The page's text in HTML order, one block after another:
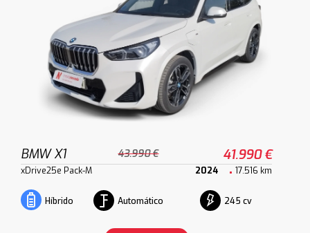
BMW X1 43.990 € 41.990 €
xDrive25e Pack-M 2024 17.516 km
Híbrido Automático 245 cv